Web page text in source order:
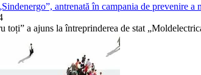
antrenată în campania de prevenire a
toți” a ajuns la întreprinderea de stat